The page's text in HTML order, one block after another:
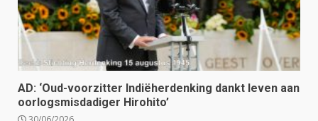
AD: ‘Oud-voorzitter Indiëherdenking dankt leven aan
oorlogsmisdadiger Hirohito’